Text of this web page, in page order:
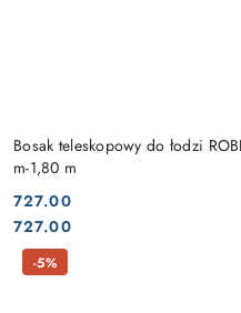
Bosak teleskopowy do łodzi
m-1,80 m
Cena:
727.00
Cena:
727.00
-5%